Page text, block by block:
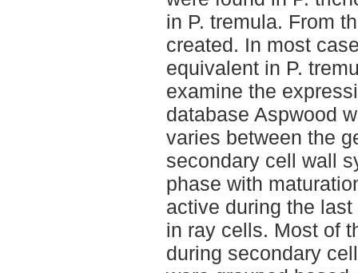
in P. tremula. From
created. In most
equivalent in P.
examine the
database Aspwood
varies between the
secondary cell wall
phase with
active during the
in ray cells. Most of
during secondary